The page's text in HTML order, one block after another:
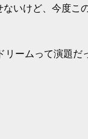
いけど、今度こ
リームって演題だ